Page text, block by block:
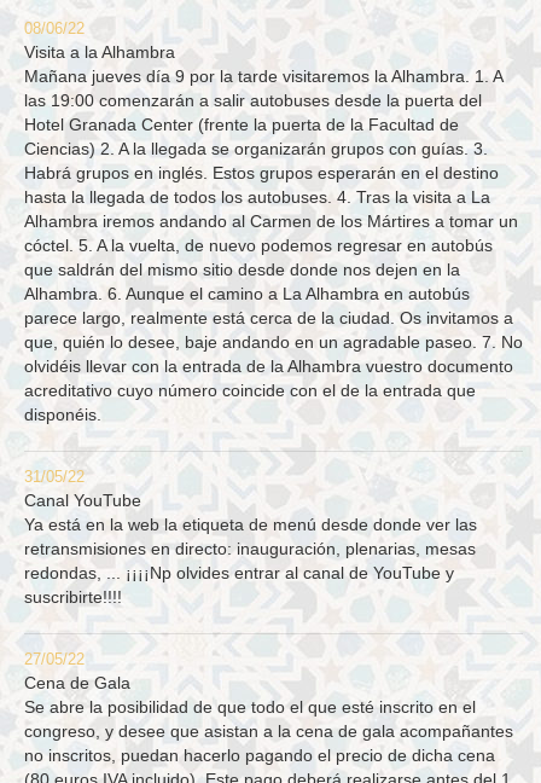
08/06/22
Visita a la Alhambra
Mañana jueves día 9 por la tarde visitaremos la Alhambra. 1. A
las 19:00 comenzarán a salir autobuses desde la puerta del
Hotel Granada Center (frente la puerta de la Facultad de
Ciencias) 2. A la llegada se organizarán grupos con guías. 3.
Habrá grupos en inglés. Estos grupos esperarán en el destino
hasta la llegada de todos los autobuses. 4. Tras la visita a La
Alhambra iremos andando al Carmen de los Mártires a tomar un
cóctel. 5. A la vuelta, de nuevo podemos regresar en autobús
que saldrán del mismo sitio desde donde nos dejen en la
Alhambra. 6. Aunque el camino a La Alhambra en autobús
parece largo, realmente está cerca de la ciudad. Os invitamos a
que, quién lo desee, baje andando en un agradable paseo. 7. No
olvidéis llevar con la entrada de la Alhambra vuestro documento
acreditativo cuyo número coincide con el de la entrada que
disponéis.
31/05/22
Canal YouTube
Ya está en la web la etiqueta de menú desde donde ver las
retransmisiones en directo: inauguración, plenarias, mesas
redondas, ... ¡¡¡¡Np olvides entrar al canal de YouTube y
suscribirte!!!!
27/05/22
Cena de Gala
Se abre la posibilidad de que todo el que esté inscrito en el
congreso, y desee que asistan a la cena de gala acompañantes
no inscritos, puedan hacerlo pagando el precio de dicha cena